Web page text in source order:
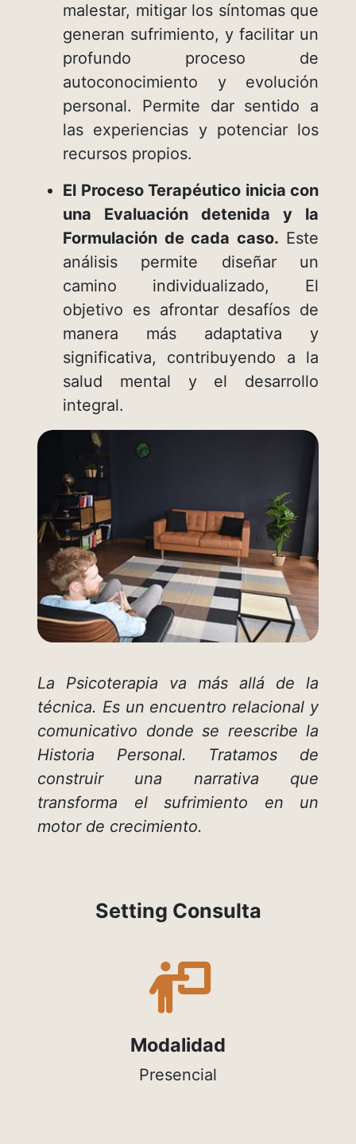
malestar, mitigar los síntomas que
generan sufrimiento, y facilitar un
profundo proceso de
autoconocimiento y evolución
personal. Permite dar sentido a
las experiencias y potenciar los
recursos propios.
El Proceso Terapéutico inicia con
una Evaluación detenida y la
Formulación de cada caso. Este
análisis permite diseñar un
camino individualizado, El
objetivo es afrontar desafíos de
manera más adaptativa y
significativa, contribuyendo a la
salud mental y el desarrollo
integral.
La Psicoterapia va más allá de la
técnica. Es un encuentro relacional y
comunicativo donde se reescribe la
Historia Personal. Tratamos de
construir una narrativa que
transforma el sufrimiento en un
motor de crecimiento.
Setting Consulta
fa-
Modalidad
Presencial